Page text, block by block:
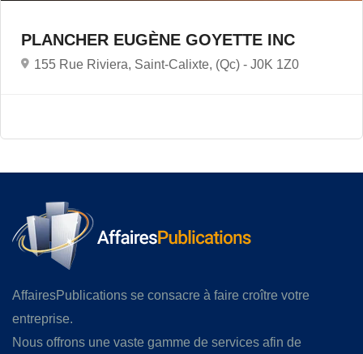
PLANCHER EUGÈNE GOYETTE INC
155 Rue Riviera, Saint-Calixte, (Qc) - J0K 1Z0
AffairesPublications se consacre à faire croître votre
entreprise.
Nous offrons une vaste gamme de services afin de